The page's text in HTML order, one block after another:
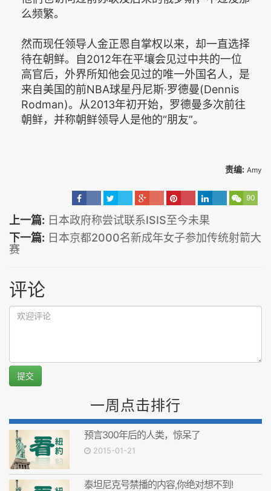
么频繁。
然而现任领导人金正恩自掌权以来，却一直选择
待在朝鲜。自2012年在平壤会见过中共的一位
高官后，外界所知他会见过的唯一外国名人，是
来自美国的前NBA球星丹尼斯·罗德曼(Dennis
Rodman)。从2013年初开始，罗德曼多次前往
朝鲜，并称朝鲜领导人是他的“朋友”。
责编: Amy
90
上一篇: 日本政府称尝试联系ISIS至今未果
下一篇: 日本京都2000名新成年女子参加传统射箭大
赛
评论
提交
一周点击排行
预言300年后的人类，惊呆了
2015-01-21
泰坦尼克号禁播的内容,你绝对想不到!